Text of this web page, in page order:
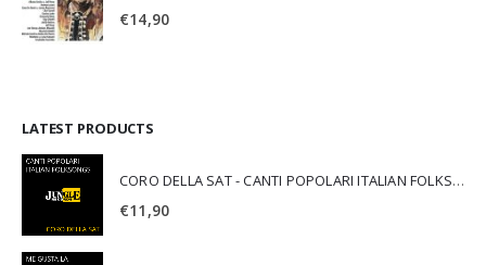
€14,90
LATEST PRODUCTS
CORO DELLA SAT - CANTI POPOLARI ITALIAN FOLKSONGS
€11,90